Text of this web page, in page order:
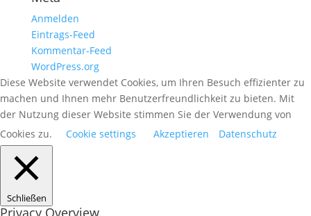
Anmelden
Eintrags-Feed
Kommentar-Feed
WordPress.org
Diese Website verwendet Cookies, um Ihren Besuch effizienter zu
machen und Ihnen mehr Benutzerfreundlichkeit zu bieten. Mit
der Nutzung dieser Website stimmen Sie der Verwendung von
Cookies zu.
Cookie settings Akzeptieren Datenschutz
Schließen
Privacy Overview